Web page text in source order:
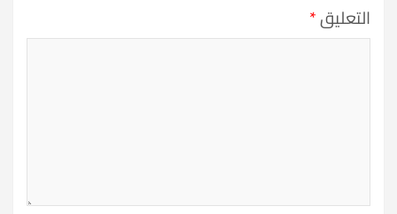
التعليق*